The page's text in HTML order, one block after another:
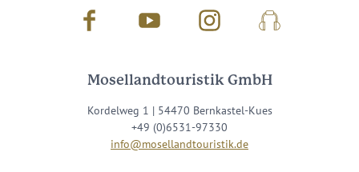
Facebook Youtube InstagramPodcast
Mosellandtouristik GmbH
Kordelweg 1 | 54470 Bernkastel-Kues
+49 (0)6531-97330
info@mosellandtouristik.de